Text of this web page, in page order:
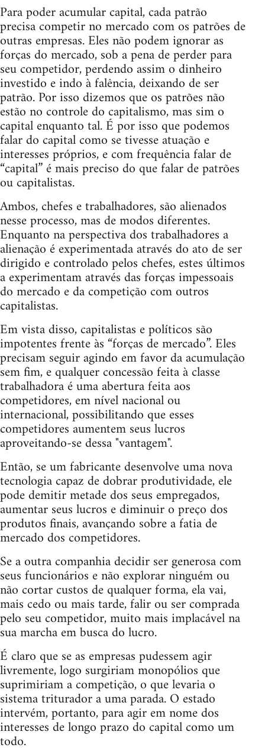
Para poder acumular capital, cada patrão
precisa competir no mercado com os patrões de
outras empresas. Eles não podem ignorar as
forças do mercado, sob a pena de perder para
seu competidor, perdendo assim o dinheiro
investido e indo à falência, deixando de ser
patrão. Por isso dizemos que os patrões não
estão no controle do capitalismo, mas sim o
capital enquanto tal. É por isso que podemos
falar do capital como se tivesse atuação e
interesses próprios, e com frequência falar de
“capital” é mais preciso do que falar de patrões
ou capitalistas.
Ambos, chefes e trabalhadores, são alienados
nesse processo, mas de modos diferentes.
Enquanto na perspectiva dos trabalhadores a
alienação é experimentada através do ato de ser
dirigido e controlado pelos chefes, estes últimos
a experimentam através das forças impessoais
do mercado e da competição com outros
capitalistas.
Em vista disso, capitalistas e políticos são
impotentes frente às “forças de mercado”. Eles
precisam seguir agindo em favor da acumulação
sem fim, e qualquer concessão feita à classe
trabalhadora é uma abertura feita aos
competidores, em nível nacional ou
internacional, possibilitando que esses
competidores aumentem seus lucros
aproveitando-se dessa "vantagem".
Então, se um fabricante desenvolve uma nova
tecnologia capaz de dobrar produtividade, ele
pode demitir metade dos seus empregados,
aumentar seus lucros e diminuir o preço dos
produtos finais, avançando sobre a fatia de
mercado dos competidores.
Se a outra companhia decidir ser generosa com
seus funcionários e não explorar ninguém ou
não cortar custos de qualquer forma, ela vai,
mais cedo ou mais tarde, falir ou ser comprada
pelo seu competidor, muito mais implacável na
sua marcha em busca do lucro.
É claro que se as empresas pudessem agir
livremente, logo surgiriam monopólios que
suprimiriam a competição, o que levaria o
sistema triturador a uma parada. O estado
intervém, portanto, para agir em nome dos
interesses de longo prazo do capital como um
todo.